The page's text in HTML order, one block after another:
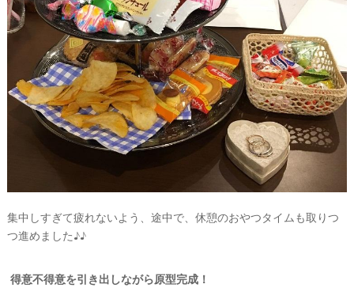
集中しすぎて疲れないよう、途中で、休憩のおやつタイムも取りつ
つ進めました♪♪
得意不得意を引き出しながら原型完成！